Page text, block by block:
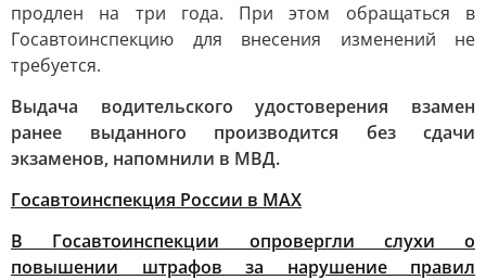
продлен на три года. При этом обращаться в
Госавтоинспекцию для внесения изменений не
требуется.
Выдача водительского удостоверения взамен
ранее выданного производится без сдачи
экзаменов, напомнили в МВД.
Госавтоинспекция России в МАХ
В Госавтоинспекции опровергли слухи о
повышении штрафов за нарушение правил